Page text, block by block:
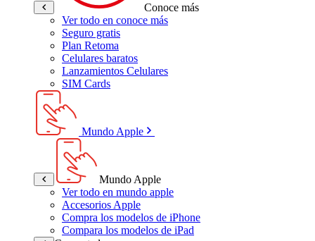
Conoce más
Ver todo en conoce más
Seguro gratis
Plan Retoma
Celulares baratos
Lanzamientos Celulares
SIM Cards
Mundo Apple
Mundo Apple
Ver todo en mundo apple
Accesorios Apple
Compra los modelos de iPhone
Compara los modelos de iPad